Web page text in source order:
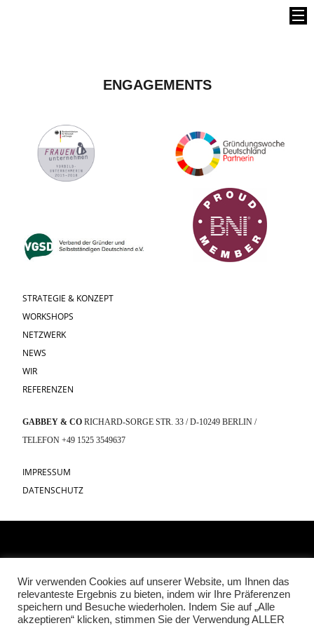
ENGAGEMENTS
STRATEGIE & KONZEPT
WORKSHOPS
NETZWERK
NEWS
WIR
REFERENZEN
GABBEY & CORICHARD-SORGE STR. 33 / D-10249 BERLIN /
TELEFON +49 1525 3549637
IMPRESSUM
DATENSCHUTZ
Wir verwenden Cookies auf unserer Website, um Ihnen das
relevanteste Ergebnis zu bieten, indem wir Ihre Präferenzen
speichern und Besuche wiederholen. Indem Sie auf „Alle
akzeptieren“ klicken, stimmen Sie der Verwendung ALLER